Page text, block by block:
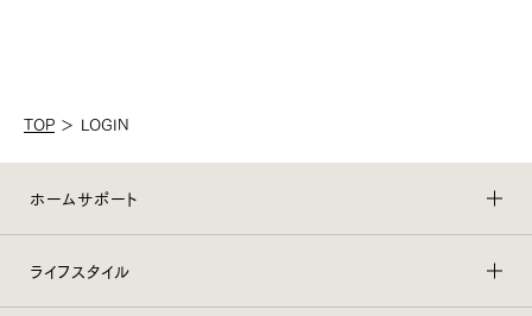
TOP ＞ LOGIN
ホームサポート
ライフスタイル